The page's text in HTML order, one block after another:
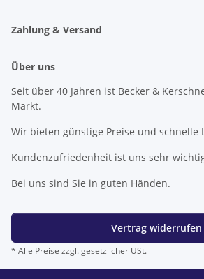
Zahlung & Versand
Über uns
Seit über 40 Jahren ist Becker &
Markt.
Wir bieten günstige Preise und schnelle
Kundenzufriedenheit ist uns sehr
Bei uns sind Sie in guten Händen.
Vertrag widerrufen
* Alle Preise zzgl. gesetzlicher USt.